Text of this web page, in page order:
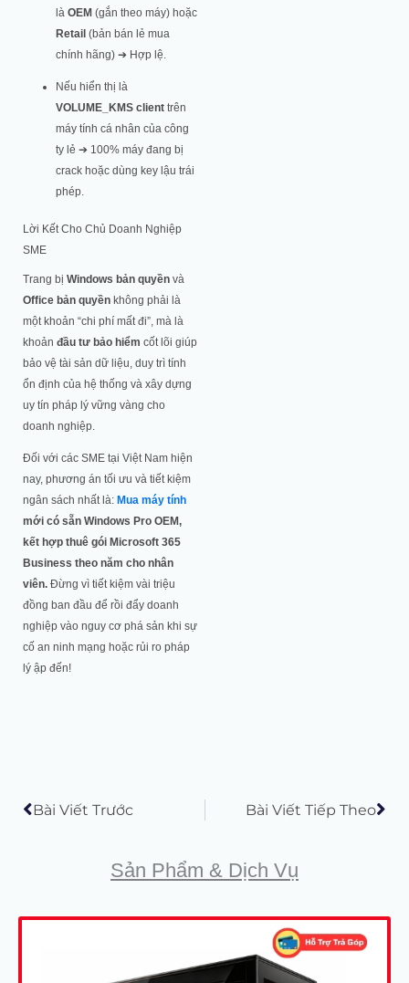
là OEM (gắn theo máy) hoặc
Retail (bản bán lẻ mua
chính hãng) ➔ Hợp lệ.
Nếu hiển thị là
VOLUME_KMS client trên
máy tính cá nhân của công
ty lẻ ➔ 100% máy đang bị
crack hoặc dùng key lậu trái
phép.
Lời Kết Cho Chủ Doanh Nghiệp
SME
Trang bị Windows bản quyền và
Office bản quyền không phải là
một khoản “chi phí mất đi”, mà là
khoản đầu tư bảo hiểm cốt lõi giúp
bảo vệ tài sản dữ liệu, duy trì tính
ổn định của hệ thống và xây dựng
uy tín pháp lý vững vàng cho
doanh nghiệp.
Đối với các SME tại Việt Nam hiện
nay, phương án tối ưu và tiết kiệm
ngân sách nhất là: Mua máy tính
mới có sẵn Windows Pro OEM,
kết hợp thuê gói Microsoft 365
Business theo năm cho nhân
viên. Đừng vì tiết kiệm vài triệu
đồng ban đầu để rồi đẩy doanh
nghiệp vào nguy cơ phá sản khi sự
cố an ninh mạng hoặc rủi ro pháp
lý ập đến!
Bài Viết Trước Bài Viết Tiếp Theo
Sản Phẩm & Dịch Vụ